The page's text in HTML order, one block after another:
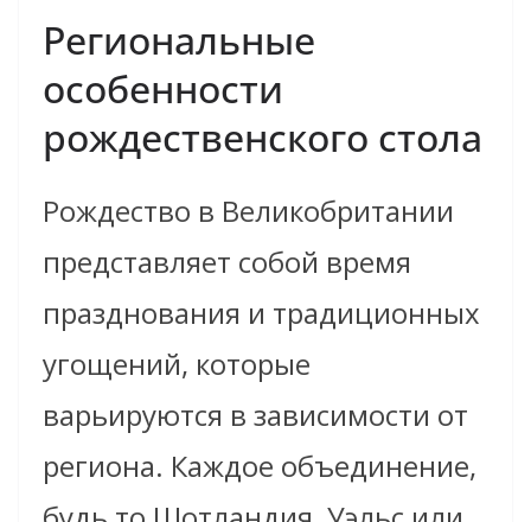
Региональные
особенности
рождественского стола
Рождество в Великобритании
представляет собой время
празднования и традиционных
угощений, которые
варьируются в зависимости от
региона. Каждое объединение,